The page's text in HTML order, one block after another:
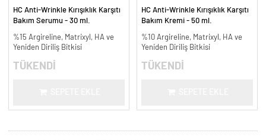
HC Anti-Wrinkle Kırışıklık Karşıtı
Bakım Serumu - 30 ml.
%15 Argireline, Matrixyl, HA ve
Yeniden Diriliş Bitkisi
TÜKENDİ
HC Anti-Wrinkle Kırışıklık Karşıtı
Bakım Kremi - 50 ml.
%10 Argireline, Matrixyl, HA ve
Yeniden Diriliş Bitkisi
TÜKENDİ